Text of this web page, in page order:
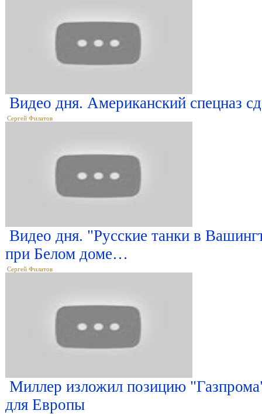
Видео дня. Американский спецназ
Сергей Филатов
Видео дня. "Русские танки в
при Белом доме…
Сергей Филатов
Миллер изложил позицию
для Европы